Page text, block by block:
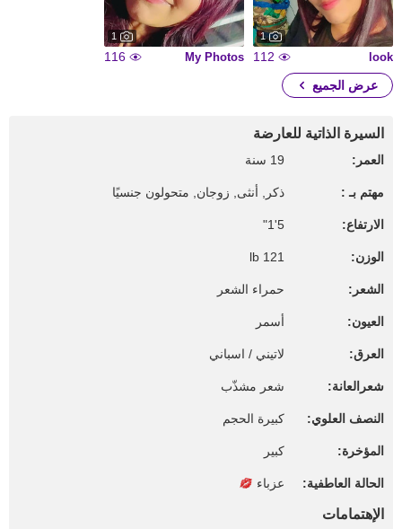
1
look
112
1
My Photos
116
عرض الجميع
السيرة الذاتية للعارضة
العمر: 19 سنة
مهتم بـ : ذكر, أنثى, زوجان, متحولون جنسيًا
الارتفاع: 5'1"
الوزن: 121 lb
الشعر: حمراء الشعر
العيون: أسمر
العرق: لاتيني / اسباني
شعرالعانة: شعر مشذّب
النصف العلوي: كبيرة الحجم
المؤخرة: كبير
الحالة العاطفية: عزباء
الإهتمامات